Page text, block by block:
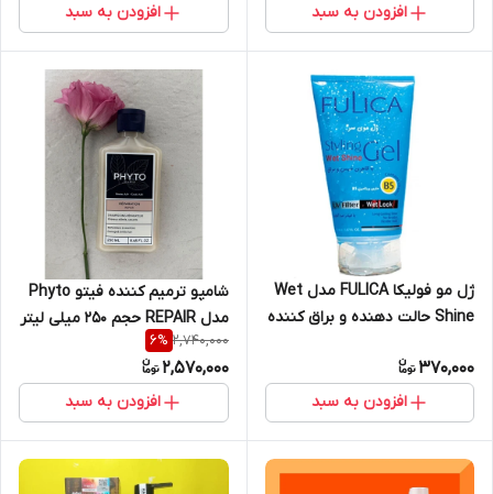
افزودن به سبد افزودن به سبد
ژل مو فولیکا FULICA مدل Wet
Shine حالت دهنده و براق کننده
370,000
افزودن به سبد
شامپو ترمیم کننده فیتو Phyto
مدل REPAIR حجم 250 میلی لیتر
| Phyto Repair Repairing
Shampoo 250ml
2,740,000
6%
2,570,000
افزودن به سبد